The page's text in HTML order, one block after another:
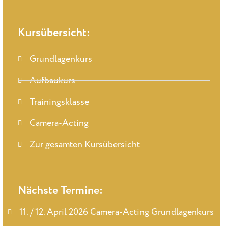
Kursübersicht:
Grundlagenkurs
Aufbaukurs
Trainingsklasse
Camera-Acting
Zur gesamten Kursübersicht
Nächste Termine:
11. / 12. April 2026 Camera-Acting Grundlagenkurs